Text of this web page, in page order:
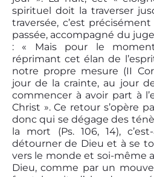
spirituel doit la traverser
traversée, c’est
passée, accompagné du
: « Mais pour le
réprimant cet élan de
notre propre mesure (II
jour de la crainte, au jour
commencer à avoir part à
Christ ». Ce retour s’opère
donc qui se dégage des
la mort (Ps. 106, 14),
détourner de Dieu et à se
vers le monde et soi-même
Dieu, comme par un